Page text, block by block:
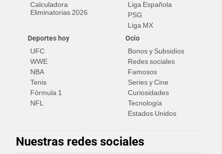
Calculadora
Eliminatorias 2026
Liga Española
PSG
Liga MX
Deportes hoy
UFC
WWE
NBA
Tenis
Fórmula 1
NFL
Ocio
Bonos y Subsidios
Redes sociales
Famosos
Series y Cine
Curiosidades
Tecnología
Estados Unidos
Nuestras redes sociales